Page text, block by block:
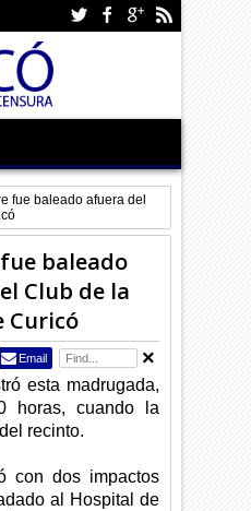
fue baleado afuera del
baleado
Club de la
Curicó
Email
esta madrugada,
horas, cuando la
recinto.
con dos impactos
al Hospital de